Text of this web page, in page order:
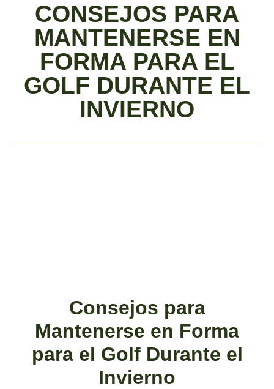
CONSEJOS PARA
MANTENERSE EN
FORMA PARA EL
GOLF DURANTE EL
INVIERNO
Consejos para
Mantenerse en Forma
para el Golf Durante el
Invierno